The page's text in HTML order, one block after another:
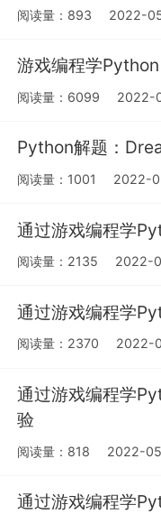
阅读量：893 2022-
游戏编程学
阅读量：6099 2022-
Python解题：
阅读量：1001 2022-
通过游戏编程学
阅读量：2135 2022-
通过游戏编程学
阅读量：2370 2022-
通过游戏编程学
验
阅读量：818 2022-
通过游戏编程学